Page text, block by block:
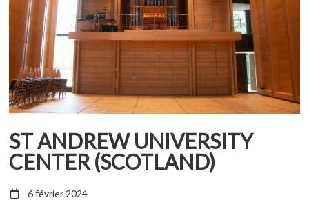
ST ANDREW UNIVERSITY
CENTER (SCOTLAND)
6 février 2024